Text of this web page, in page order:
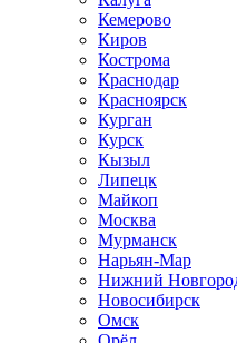
Кемерово
Киров
Кострома
Краснодар
Красноярск
Курган
Курск
Кызыл
Липецк
Майкоп
Москва
Мурманск
Нарьян-Мар
Нижний
Новосибирск
Омск